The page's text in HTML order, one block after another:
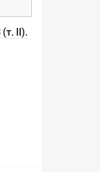
II).